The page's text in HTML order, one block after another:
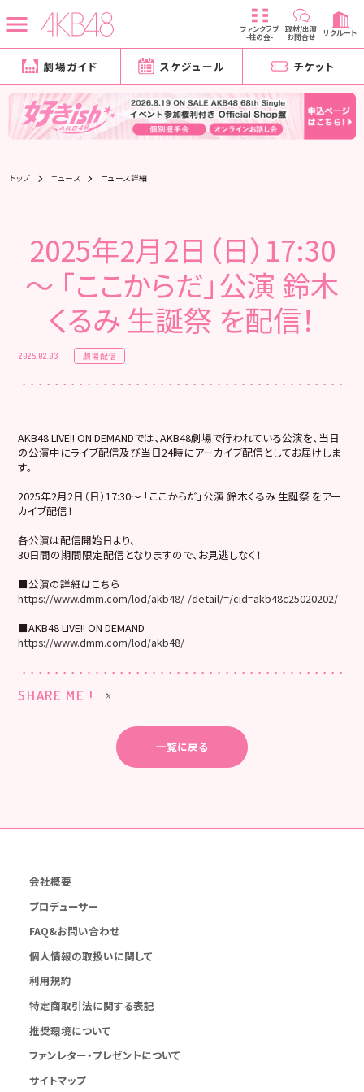
ファンクラブ
-柱の会-
取材/出演
お問合せ リクルート
劇場ガイド スケジュール チケット
トップ ニュース ニュース詳細
2025年2月2日（日）17:30
～ 「ここからだ」公演 鈴木
くるみ 生誕祭 を配信！
2025.02.03 劇場配信
AKB48 LIVE!! ON DEMANDでは、AKB48劇場で行われている公演を、当日
の公演中にライブ配信及び当日24時にアーカイブ配信としてお届けしま
す。
2025年2月2日（日）17:30～ 「ここからだ」公演 鈴木くるみ 生誕祭 をアー
カイブ配信！
各公演は配信開始日より、
30日間の期間限定配信となりますので、お見逃しなく！
■公演の詳細はこちら
https://www.dmm.com/lod/akb48/-/detail/=/cid=akb48c25020202/
■AKB48 LIVE!! ON DEMAND
https://www.dmm.com/lod/akb48/
SHARE ME !
一覧に戻る
会社概要
プロデューサー
FAQ&お問い合わせ
個人情報の取扱いに関して
利用規約
特定商取引法に関する表記
推奨環境について
ファンレター・プレゼントについて
サイトマップ